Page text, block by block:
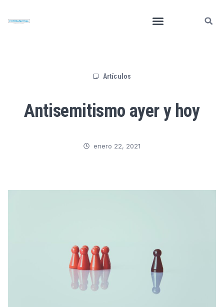
Artículos
Antisemitismo ayer y hoy
enero 22, 2021